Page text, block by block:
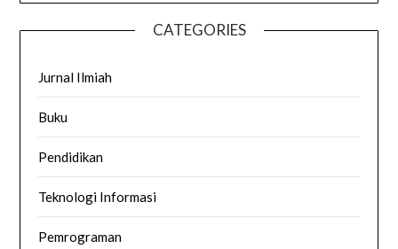
CATEGORIES
Jurnal Ilmiah
Buku
Pendidikan
Teknologi Informasi
Pemrograman